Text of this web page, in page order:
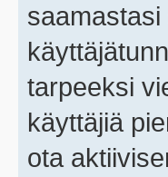
tarpeeksi
käyttäjiä
ota